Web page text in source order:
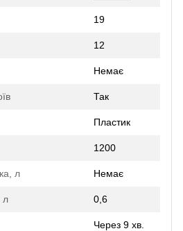
19
12
Немає
Так
Пластик
1200
л Немає
л 0,6
Через 9 хв.